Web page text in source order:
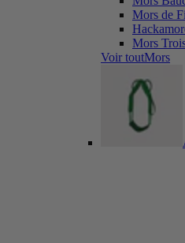
Mors de
Mors
Voir toutMors